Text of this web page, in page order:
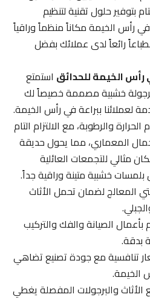
بتوفير حلول تقنية لتنظيم
الخيمة مكاناً منظماً وراقياً
رائعاً لدى عملائك بفضل
الخيمة للحدائقاستمتع
خشبية مصممة خصيصاً لك
ببراعة في رأس الخيمة.
والرطوبة، مع الالتزام التام
المعماري، مما يحول حديقة
للتجمعات العائلية
خشبية متينة وراقية جداً.
لضمان تحمل الأثاث
الصيانة والفك والتركيب
مع جودة تصنيع تضاهي
والبرجولات المفصلة يغطي